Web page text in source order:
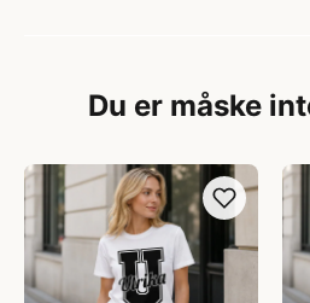
Du er måske